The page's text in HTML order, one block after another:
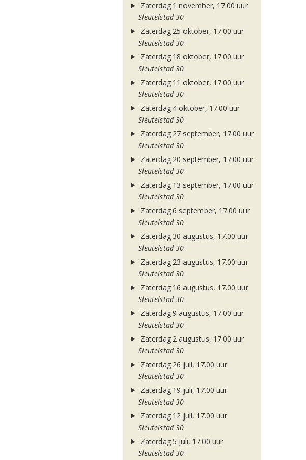
Zaterdag 1 november, 17.00 uur
Sleutelstad 30
Zaterdag 25 oktober, 17.00 uur
Sleutelstad 30
Zaterdag 18 oktober, 17.00 uur
Sleutelstad 30
Zaterdag 11 oktober, 17.00 uur
Sleutelstad 30
Zaterdag 4 oktober, 17.00 uur
Sleutelstad 30
Zaterdag 27 september, 17.00 uur
Sleutelstad 30
Zaterdag 20 september, 17.00 uur
Sleutelstad 30
Zaterdag 13 september, 17.00 uur
Sleutelstad 30
Zaterdag 6 september, 17.00 uur
Sleutelstad 30
Zaterdag 30 augustus, 17.00 uur
Sleutelstad 30
Zaterdag 23 augustus, 17.00 uur
Sleutelstad 30
Zaterdag 16 augustus, 17.00 uur
Sleutelstad 30
Zaterdag 9 augustus, 17.00 uur
Sleutelstad 30
Zaterdag 2 augustus, 17.00 uur
Sleutelstad 30
Zaterdag 26 juli, 17.00 uur
Sleutelstad 30
Zaterdag 19 juli, 17.00 uur
Sleutelstad 30
Zaterdag 12 juli, 17.00 uur
Sleutelstad 30
Zaterdag 5 juli, 17.00 uur
Sleutelstad 30